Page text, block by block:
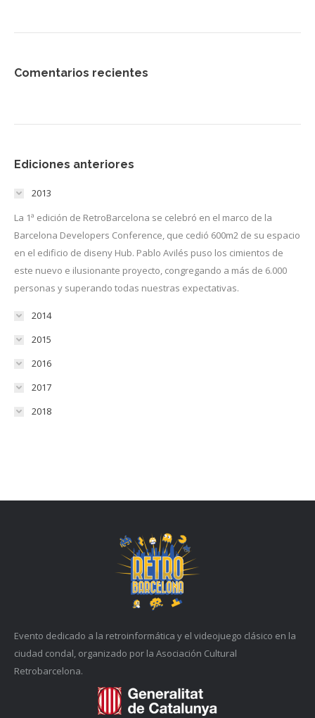
Comentarios recientes
Ediciones anteriores
2013
La 1ª edición de RetroBarcelona se celebró en el marco de la
Barcelona Developers Conference, que cedió 600m2 de su espacio
en el edificio de diseny Hub. Pablo Avilés puso los cimientos de
este nuevo e ilusionante proyecto, congregando a más de 6.000
personas y superando todas nuestras expectativas.
2014
2015
2016
2017
2018
Evento dedicado a la retroinformática y el videojuego clásico en la
ciudad condal, organizado por la Asociación Cultural
Retrobarcelona.